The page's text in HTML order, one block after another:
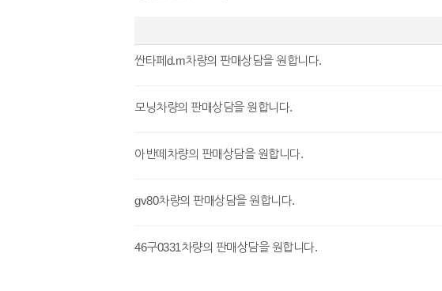
싼타페d.m차량의 판매상담을 원합니다.
모닝차량의 판매상담을 원합니다.
아반떼차량의 판매상담을 원합니다.
gv80차량의 판매상담을 원합니다.
46구0331차량의 판매상담을 원합니다.